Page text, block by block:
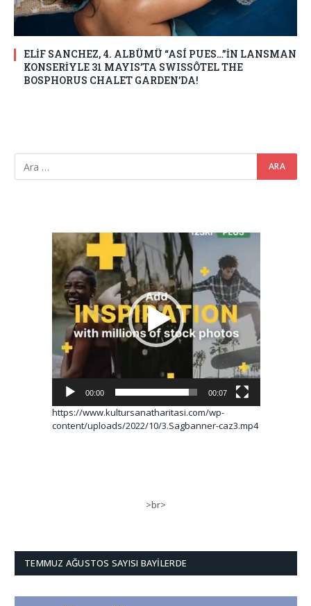
ELİF SANCHEZ, 4. ALBÜMÜ “ASÍ PUES…”İN LANSMAN
KONSERİYLE 31 MAYIS’TA SWISSÔTEL THE
BOSPHORUS CHALET GARDEN’DA!
Video
oynatıcı
00:00 00:07
https://www.kultursanatharitasi.com/wp-
content/uploads/2022/10/3.Sagbanner-caz3.mp4
>br>
TEMMUZ AĞUSTOS SAYISI BAYILERDE